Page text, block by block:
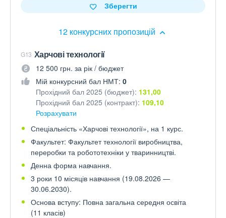
12 конкурсних пропозицій
Зберегти
G13 Харчові технології
12 500 грн. за рік / бюджет
Мій конкурсний бал НМТ: 0
Прохідний бал 2025 (бюджет): 131,00
Прохідний бал 2025 (контракт): 109,10
Розрахувати
Спеціальність «Харчові технології», на 1 курс.
Факультет: Факультет технології виробництва,
переробки та робототехніки у тваринництві.
Денна форма навчання.
3 роки 10 місяців навчання (19.08.2026 —
30.06.2030).
Основа вступу: Повна загальна середня освіта
(11 класів)